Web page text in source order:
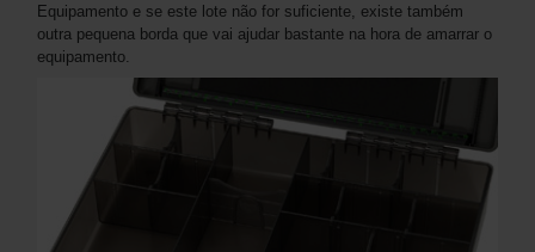
Equipamento e se este lote não for suficiente, existe também
outra pequena borda que vai ajudar bastante na hora de amarrar o
equipamento.